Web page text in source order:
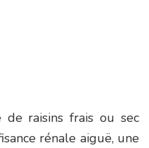
raisins frais ou sec
rénale aiguë, une